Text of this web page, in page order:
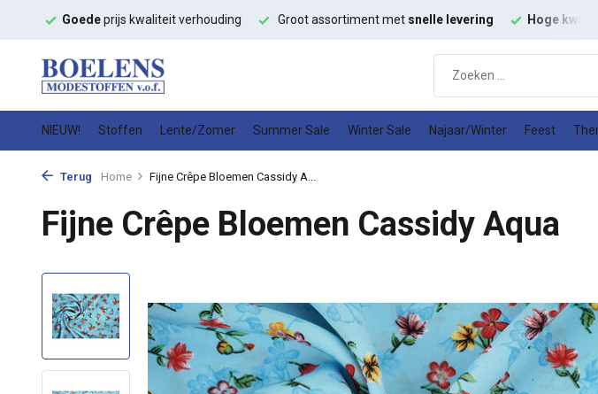
Groot assortiment metsnelle levering Hoge kwaliteitmodestoffen Goedeprijs
NIEUW! Stoffen Lente/Zomer Summer Sale Winter Sale Najaar/Winter Feest
Terug Home Fijne Crêpe Bloemen Cassidy A...
Fijne Crêpe Bloemen Cassidy Aqua